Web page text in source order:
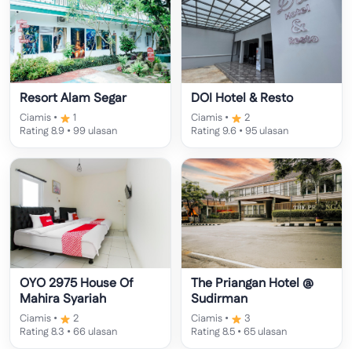
Resort Alam Segar
Ciamis •
1
Rating 8.9 • 99 ulasan
DOI Hotel & Resto
Ciamis •
2
Rating 9.6 • 95 ulasan
OYO 2975 House Of
Mahira Syariah
Ciamis •
2
Rating 8.3 • 66 ulasan
The Priangan Hotel @
Sudirman
Ciamis •
3
Rating 8.5 • 65 ulasan